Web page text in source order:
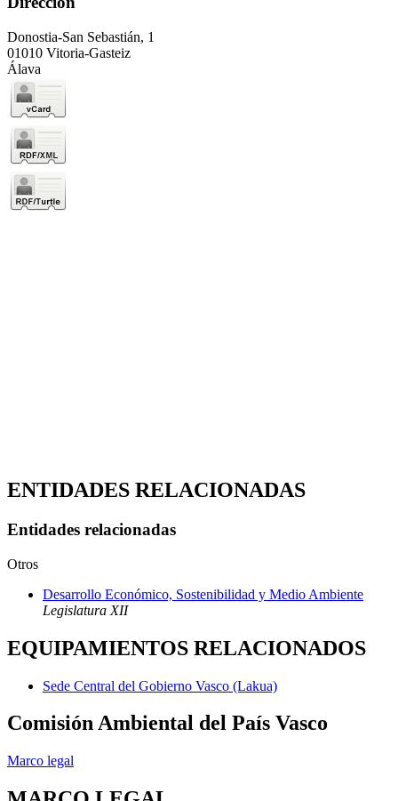
Donostia-San Sebastián, 1
01010 Vitoria-Gasteiz
Álava
ENTIDADES RELACIONADAS
Entidades relacionadas
Otros
Desarrollo Económico, Sostenibilidad y Medio Ambiente
Legislatura XII
EQUIPAMIENTOS RELACIONADOS
Sede Central del Gobierno Vasco (Lakua)
Comisión Ambiental del País Vasco
Marco legal